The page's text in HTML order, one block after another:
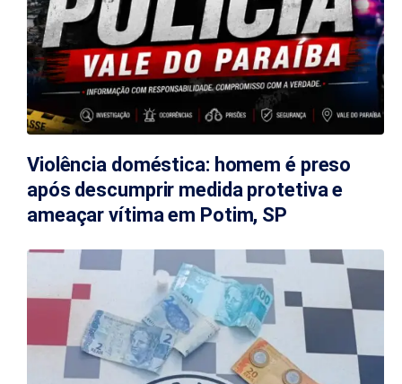
Violência doméstica: homem é preso
após descumprir medida protetiva e
ameaçar vítima em Potim, SP